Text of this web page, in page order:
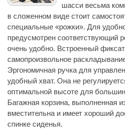
шасси весьма
в сложенном виде стоит
специальные «рожки». Для
предусмотрен соответствующий
очень удобно. Встроенный
самопроизвольное
Эргономичная ручка для
удобный хват. Она не
оптимальной высоте для
Багажная корзина, выполненная
вместительна и имеет хороший
спинке сиденья.